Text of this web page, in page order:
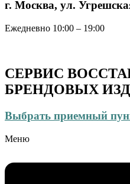
г. Москва, ул.
Ежедневно 10:00 – 19:00
СЕРВИС
БРЕНДОВЫХ
Выбрать приемный
Меню